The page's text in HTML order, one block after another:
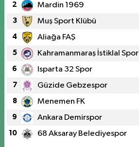
2 Mardin 1969
3 Muş Sport Klübü
4 Aliağa FAŞ
5 Kahramanmaraş İstiklal Spor
6 Isparta 32 Spor
7 Güzide Gebzespor
8 Menemen FK
9 Ankara Demirspor
10 68 Aksaray Belediyespor